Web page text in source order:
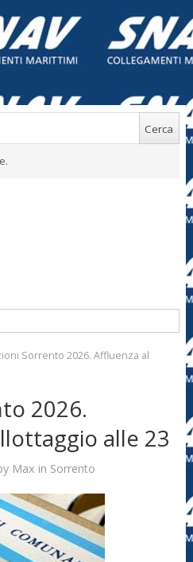
Sorrento 2026. Affluenza al
2026.
alle 23
Max in Sorrento